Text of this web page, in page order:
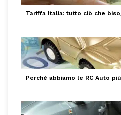
Tariffa Italia: tutto ciò che
Perché abbiamo le RC Auto